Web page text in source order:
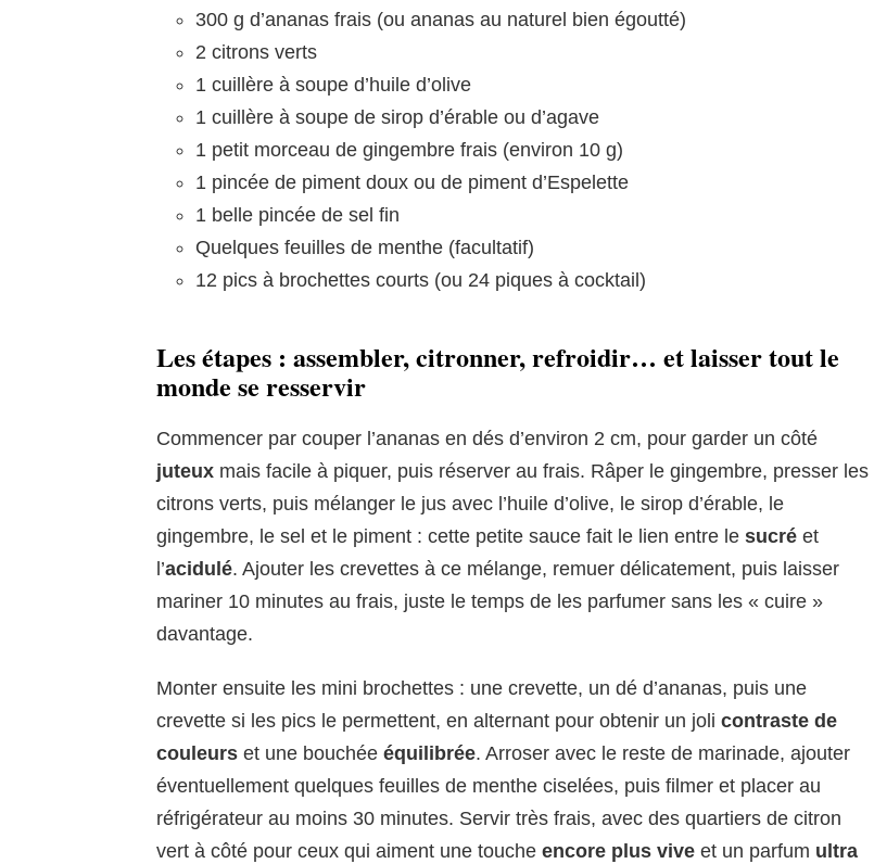
300 g d’ananas frais (ou ananas au naturel bien égoutté)
2 citrons verts
1 cuillère à soupe d’huile d’olive
1 cuillère à soupe de sirop d’érable ou d’agave
1 petit morceau de gingembre frais (environ 10 g)
1 pincée de piment doux ou de piment d’Espelette
1 belle pincée de sel fin
Quelques feuilles de menthe (facultatif)
12 pics à brochettes courts (ou 24 piques à cocktail)
Les étapes : assembler, citronner, refroidir… et laisser tout le
monde se resservir
Commencer par couper l’ananas en dés d’environ 2 cm, pour garder un côté
juteux mais facile à piquer, puis réserver au frais. Râper le gingembre, presser les
citrons verts, puis mélanger le jus avec l’huile d’olive, le sirop d’érable, le
gingembre, le sel et le piment : cette petite sauce fait le lien entre le sucré et
l’acidulé. Ajouter les crevettes à ce mélange, remuer délicatement, puis laisser
mariner 10 minutes au frais, juste le temps de les parfumer sans les « cuire »
davantage.
Monter ensuite les mini brochettes : une crevette, un dé d’ananas, puis une
crevette si les pics le permettent, en alternant pour obtenir un joli contraste de
couleurs et une bouchée équilibrée. Arroser avec le reste de marinade, ajouter
éventuellement quelques feuilles de menthe ciselées, puis filmer et placer au
réfrigérateur au moins 30 minutes. Servir très frais, avec des quartiers de citron
vert à côté pour ceux qui aiment une touche encore plus vive et un parfum ultra